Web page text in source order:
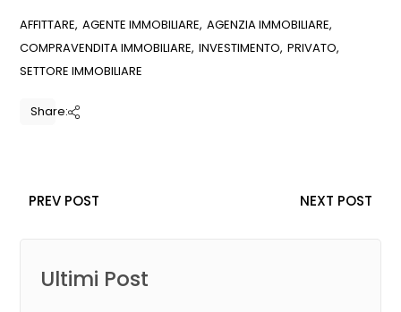
AFFITTARE AGENTE IMMOBILIARE AGENZIA IMMOBILIARE
COMPRAVENDITA IMMOBILIARE INVESTIMENTO PRIVATO
SETTORE IMMOBILIARE
Share:
PREV POST NEXT POST
Ultimi Post